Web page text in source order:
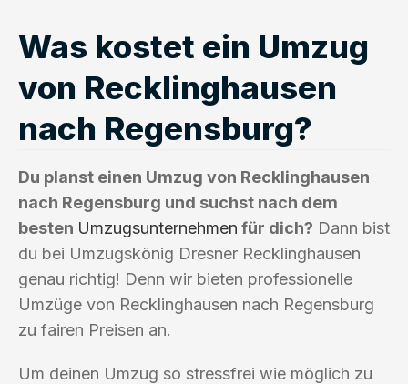
Was kostet ein Umzug
von Recklinghausen
nach Regensburg?
Du planst einen Umzug von Recklinghausen
nach Regensburg und suchst nach dem
besten Umzugsunternehmen für dich? Dann bist
du bei Umzugskönig Dresner Recklinghausen
genau richtig! Denn wir bieten professionelle
Umzüge von Recklinghausen nach Regensburg
zu fairen Preisen an.
Um deinen Umzug so stressfrei wie möglich zu